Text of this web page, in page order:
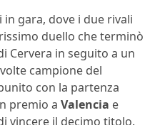
gara, dove i due rivali
duello che terminò
Cervera in seguito a un
campione del
con la partenza
premio a Valencia e
vincere il decimo titolo.